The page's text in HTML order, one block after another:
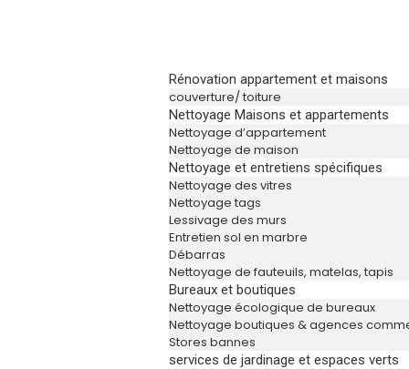
Rénovation appartement et maisons
couverture/ toiture
Nettoyage Maisons et appartements
Nettoyage d’appartement
Nettoyage de maison
Nettoyage et entretiens spécifiques
Nettoyage des vitres
Nettoyage tags
Lessivage des murs
Entretien sol en marbre
Débarras
Nettoyage de fauteuils, matelas, tapis
Bureaux et boutiques
Nettoyage écologique de bureaux
Nettoyage boutiques & agences
Stores bannes
services de jardinage et espaces verts